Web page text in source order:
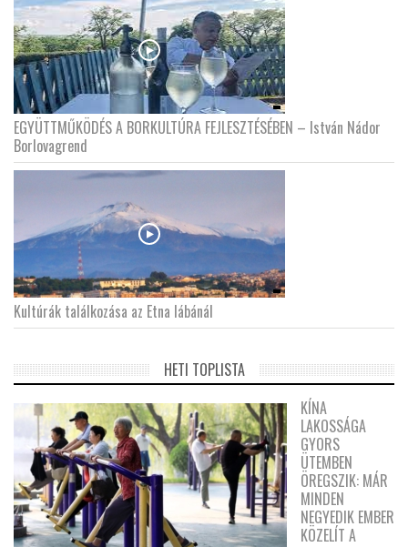
EGYÜTTMŰKÖDÉS A BORKULTÚRA FEJLESZTÉSÉBEN – István Nádor
Borlovagrend
Kultúrák találkozása az Etna lábánál
HETI TOPLISTA
KÍNA
LAKOSSÁGA
GYORS
ÜTEMBEN
ÖREGSZIK: MÁR
MINDEN
NEGYEDIK EMBER
KÖZELÍT A